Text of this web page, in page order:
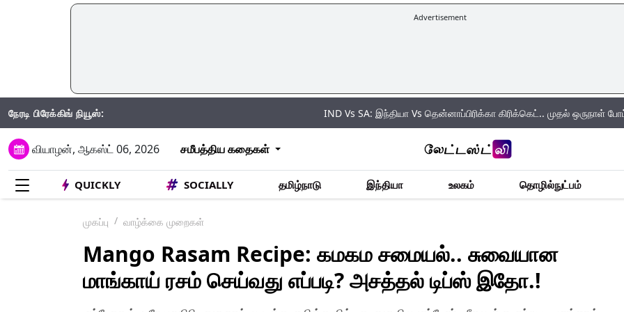
Advertisement
நேரடி பிரேக்கிங் நியூஸ்: IND Vs SA: இந்தியா Vs தென்னாப்பிரிக்கா கிரிக்கெட்.. முதல் ஒருநாள் போட்டியில்
வியாழன், ஆகஸ்ட் 06, 2026 சமீபத்திய கதைகள்
QUICKLY SOCIALLY தமிழ்நாடு இந்தியா உலகம் தொழில்நுட்பம்
முகப்பு வாழ்க்கை முறைகள்
Mango Rasam Recipe: கமகம சமையல்.. சுவையான
மாங்காய் ரசம் செய்வது எப்படி? அசத்தல் டிப்ஸ் இதோ.!